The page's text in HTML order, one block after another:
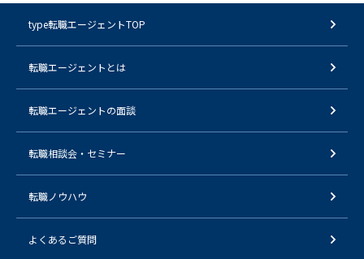
type転職エージェントTOP
転職エージェントとは
転職エージェントの面談
転職相談会・セミナー
転職ノウハウ
よくあるご質問